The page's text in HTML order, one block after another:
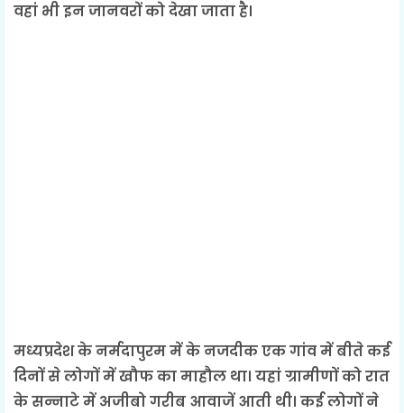
वहां भी इन जानवरों को देखा जाता है।
मध्यप्रदेश के नर्मदापुरम में के नजदीक एक गांव में बीते कई
दिनों से लोगों में खौफ का माहौल था। यहां ग्रामीणों को रात
के सन्नाटे में अजीबो गरीब आवाजें आती थी। कई लोगों ने